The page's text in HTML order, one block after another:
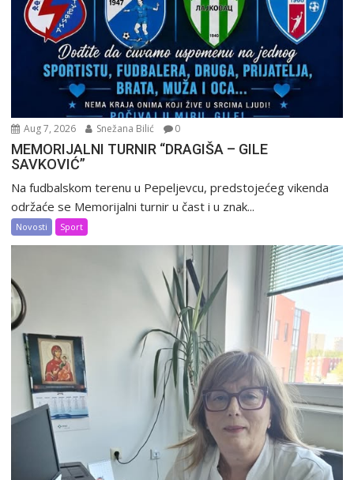
Aug 7, 2026 Snežana Bilić 0
MEMORIJALNI TURNIR “DRAGIŠA – GILE
SAVKOVIĆ”
Na fudbalskom terenu u Pepeljevcu, predstojećeg vikenda
održaće se Memorijalni turnir u čast i u znak...
Novosti Sport